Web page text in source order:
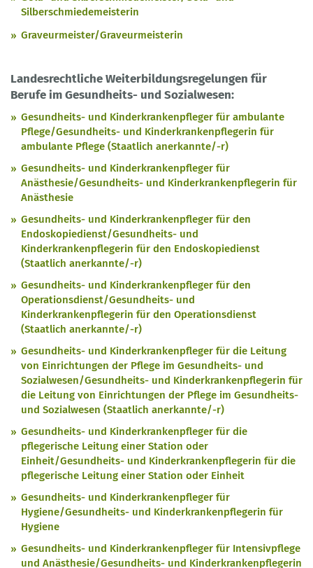
Silberschmiedemeisterin
Graveurmeister/Graveurmeisterin
Landesrechtliche Weiterbildungsregelungen für
Berufe im Gesundheits- und Sozialwesen:
Gesundheits- und Kinderkrankenpfleger für ambulante
Pflege/Gesundheits- und Kinderkrankenpflegerin für
ambulante Pflege (Staatlich anerkannte/-r)
Gesundheits- und Kinderkrankenpfleger für
Anästhesie/Gesundheits- und Kinderkrankenpflegerin für
Anästhesie
Gesundheits- und Kinderkrankenpfleger für den
Endoskopiedienst/Gesundheits- und
Kinderkrankenpflegerin für den Endoskopiedienst
(Staatlich anerkannte/-r)
Gesundheits- und Kinderkrankenpfleger für den
Operationsdienst/Gesundheits- und
Kinderkrankenpflegerin für den Operationsdienst
(Staatlich anerkannte/-r)
Gesundheits- und Kinderkrankenpfleger für die Leitung
von Einrichtungen der Pflege im Gesundheits- und
Sozialwesen/Gesundheits- und Kinderkrankenpflegerin für
die Leitung von Einrichtungen der Pflege im Gesundheits-
und Sozialwesen (Staatlich anerkannte/-r)
Gesundheits- und Kinderkrankenpfleger für die
pflegerische Leitung einer Station oder
Einheit/Gesundheits- und Kinderkrankenpflegerin für die
pflegerische Leitung einer Station oder Einheit
Gesundheits- und Kinderkrankenpfleger für
Hygiene/Gesundheits- und Kinderkrankenpflegerin für
Hygiene
Gesundheits- und Kinderkrankenpfleger für Intensivpflege
und Anästhesie/Gesundheits- und Kinderkrankenpflegerin